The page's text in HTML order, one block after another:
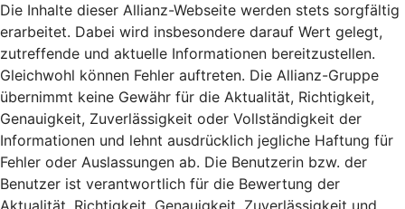
Die Inhalte dieser Allianz-Webseite werden stets sorgfältig
erarbeitet. Dabei wird insbesondere darauf Wert gelegt,
zutreffende und aktuelle Informationen bereitzustellen.
Gleichwohl können Fehler auftreten. Die Allianz-Gruppe
übernimmt keine Gewähr für die Aktualität, Richtigkeit,
Genauigkeit, Zuverlässigkeit oder Vollständigkeit der
Informationen und lehnt ausdrücklich jegliche Haftung für
Fehler oder Auslassungen ab. Die Benutzerin bzw. der
Benutzer ist verantwortlich für die Bewertung der